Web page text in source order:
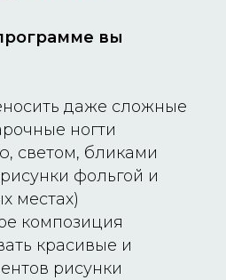
вы
даже сложные
ногти
светом, бликами
фольгой и
местах)
композиция
красивые и
рисунки